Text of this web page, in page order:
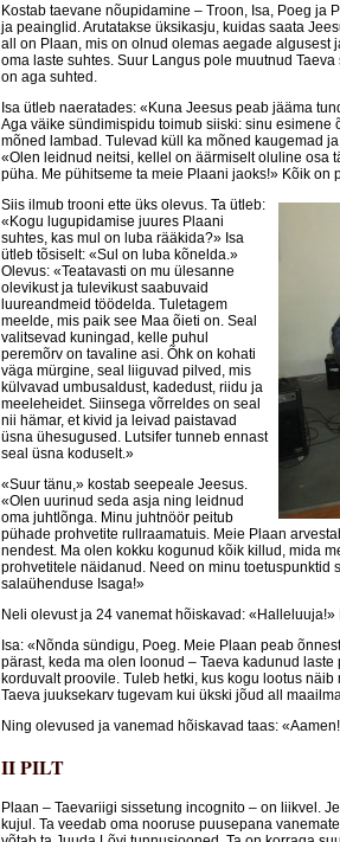
Kostab taevane nõupidamine – Troon, Isa, Poeg ja
ja peainglid. Arutatakse üksikasju, kuidas saata
all on Plaan, mis on olnud olemas aegade algusest
oma laste suhtes. Suur Langus pole muutnud
on aga suhted.
Isa ütleb naeratades: «Kuna Jeesus peab jääma
Aga väike sündimispidu toimub siiski: sinu esimene
mõned lambad. Tulevad küll ka mõned kaugemad
«Olen leidnud neitsi, kellel on äärmiselt oluline osa
püha. Me pühitseme ta meie Plaani jaoks!» Kõik on
Siis ilmub trooni ette üks olevus. Ta ütleb:
«Kogu lugupidamise juures Plaani
suhtes, kas mul on luba rääkida?» Isa
ütleb tõsiselt: «Sul on luba kõnelda.»
Olevus: «Teatavasti on mu ülesanne
olevikust ja tulevikust saabuvaid
luureandmeid töödelda. Tuletagem
meelde, mis paik see Maa õieti on. Seal
valitsevad kuningad, kelle puhul
peremõrv on tavaline asi. Õhk on kohati
väga mürgine, seal liiguvad pilved, mis
külvavad umbusaldust, kadedust, riidu ja
meeleheidet. Siinsega võrreldes on seal
nii hämar, et kivid ja leivad paistavad
üsna ühesugused. Lutsifer tunneb ennast
seal üsna koduselt.»
«Suur tänu,» kostab seepeale Jeesus.
«Olen uurinud seda asja ning leidnud
oma juhtlõnga. Minu juhtnöör peitub
pühade prohvetite rullraamatuis. Meie Plaan
nendest. Ma olen kokku kogunud kõik killud, mida
prohvetitele näidanud. Need on minu toetuspunktid
salaühenduse Isaga!»
Neli olevust ja 24 vanemat hõiskavad: «Halleluuja!»
Isa: «Nõnda sündigu, Poeg. Meie Plaan peab
pärast, keda ma olen loonud – Taeva kadunud
korduvalt proovile. Tuleb hetki, kus kogu lootus
Taeva juuksekarv tugevam kui ükski jõud all
Ning olevused ja vanemad hõiskavad taas:
II PILT
Plaan – Taevariigi sissetung incognito – on liikvel.
kujul. Ta veedab oma nooruse puusepana